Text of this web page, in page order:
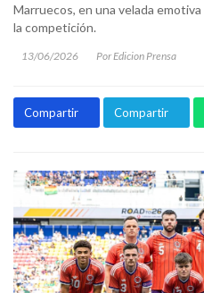
Marruecos, en una velada
la competición.
13/06/2026 Por Edicion Prensa
Compartir Compartir